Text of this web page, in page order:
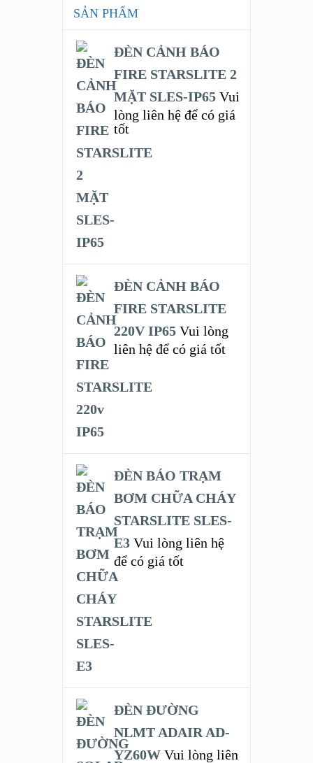
SẢN PHẨM
ĐÈN CẢNH BÁO
FIRE STARSLITE 2
MẶT SLES-IP65 Vui
lòng liên hệ để có giá
tốt
ĐÈN CẢNH BÁO
FIRE STARSLITE
220V IP65 Vui lòng
liên hệ để có giá tốt
ĐÈN BÁO TRẠM
BƠM CHỮA CHÁY
STARSLITE SLES-
E3 Vui lòng liên hệ
để có giá tốt
ĐÈN ĐƯỜNG
NLMT ADAIR AD-
YZ60W Vui lòng liên